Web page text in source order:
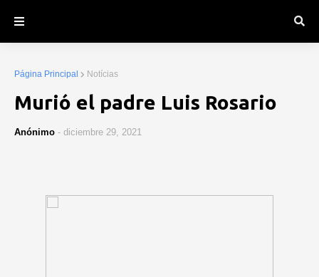
Página Principal Notícias
Murió el padre Luis Rosario
Anónimo - diciembre 29, 2021